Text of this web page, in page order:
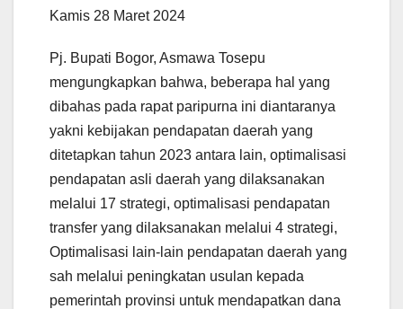
Kamis 28 Maret 2024
Pj. Bupati Bogor, Asmawa Tosepu
mengungkapkan bahwa, beberapa hal yang
dibahas pada rapat paripurna ini diantaranya
yakni kebijakan pendapatan daerah yang
ditetapkan tahun 2023 antara lain, optimalisasi
pendapatan asli daerah yang dilaksanakan
melalui 17 strategi, optimalisasi pendapatan
transfer yang dilaksanakan melalui 4 strategi,
Optimalisasi lain-lain pendapatan daerah yang
sah melalui peningkatan usulan kepada
pemerintah provinsi untuk mendapatkan dana